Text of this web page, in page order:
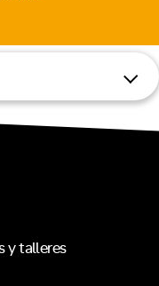
y talleres